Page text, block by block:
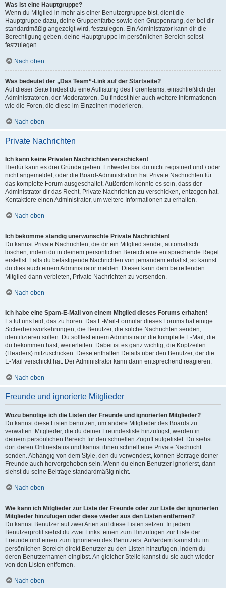
Was ist eine Hauptgruppe?
Wenn du Mitglied in mehr als einer Benutzergruppe bist, dient die
Hauptgruppe dazu, deine Gruppenfarbe sowie den Gruppenrang, der bei dir
standardmäßig angezeigt wird, festzulegen. Ein Administrator kann dir die
Berechtigung geben, deine Hauptgruppe im persönlichen Bereich selbst
festzulegen.
Nach oben
Was bedeutet der „Das Team“-Link auf der Startseite?
Auf dieser Seite findest du eine Auflistung des Forenteams, einschließlich der
Administratoren, der Moderatoren. Du findest hier auch weitere Informationen
wie die Foren, die diese im Einzelnen moderieren.
Nach oben
Private Nachrichten
Ich kann keine Privaten Nachrichten verschicken!
Hierfür kann es drei Gründe geben: Entweder bist du nicht registriert und / oder
nicht angemeldet, oder die Board-Administration hat Private Nachrichten für
das komplette Forum ausgeschaltet. Außerdem könnte es sein, dass der
Administrator dir das Recht, Private Nachrichten zu verschicken, entzogen hat.
Kontaktiere einen Administrator, um weitere Informationen zu erhalten.
Nach oben
Ich bekomme ständig unerwünschte Private Nachrichten!
Du kannst Private Nachrichten, die dir ein Mitglied sendet, automatisch
löschen, indem du in deinem persönlichen Bereich eine entsprechende Regel
erstellst. Falls du belästigende Nachrichten von jemandem erhältst, so kannst
du dies auch einem Administrator melden. Dieser kann dem betreffenden
Mitglied dann verbieten, Private Nachrichten zu versenden.
Nach oben
Ich habe eine Spam-E-Mail von einem Mitglied dieses Forums erhalten!
Es tut uns leid, das zu hören. Das E-Mail-Formular dieses Forums hat einige
Sicherheitsvorkehrungen, die Benutzer, die solche Nachrichten senden,
identifizieren sollen. Du solltest einem Administrator die komplette E-Mail, die
du bekommen hast, weiterleiten. Dabei ist es ganz wichtig, die Kopfzeilen
(Headers) mitzuschicken. Diese enthalten Details über den Benutzer, der die
E-Mail verschickt hat. Der Administrator kann dann entsprechend reagieren.
Nach oben
Freunde und ignorierte Mitglieder
Wozu benötige ich die Listen der Freunde und ignorierten Mitglieder?
Du kannst diese Listen benutzen, um andere Mitglieder des Boards zu
verwalten. Mitglieder, die du deiner Freundesliste hinzufügst, werden in
deinem persönlichen Bereich für den schnellen Zugriff aufgelistet. Du siehst
dort deren Onlinestatus und kannst ihnen schnell eine Private Nachricht
senden. Abhängig von dem Style, den du verwendest, können Beiträge deiner
Freunde auch hervorgehoben sein. Wenn du einen Benutzer ignorierst, dann
siehst du seine Beiträge standardmäßig nicht.
Nach oben
Wie kann ich Mitglieder zur Liste der Freunde oder zur Liste der ignorierten
Mitglieder hinzufügen oder diese wieder aus den Listen entfernen?
Du kannst Benutzer auf zwei Arten auf diese Listen setzen: In jedem
Benutzerprofil siehst du zwei Links: einen zum Hinzufügen zur Liste der
Freunde und einen zum Ignorieren des Benutzers. Außerdem kannst du im
persönlichen Bereich direkt Benutzer zu den Listen hinzufügen, indem du
deren Benutzernamen eingibst. An gleicher Stelle kannst du sie auch wieder
von den Listen entfernen.
Nach oben